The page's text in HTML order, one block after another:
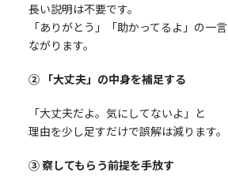
長い説明は不要です。
「ありがとう」「助かってるよ」の一
ながります。
② 「大丈夫」の中身を補足する
「大丈夫だよ。気にしてないよ」と
理由を少し足すだけで誤解は減ります。
③ 察してもらう前提を手放す